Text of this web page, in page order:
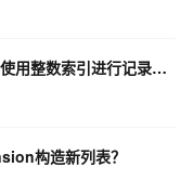
对于pandas和python的list和tuple当中使用整数索引进行记录的查找或切片有什么不同吗
构造新列表？